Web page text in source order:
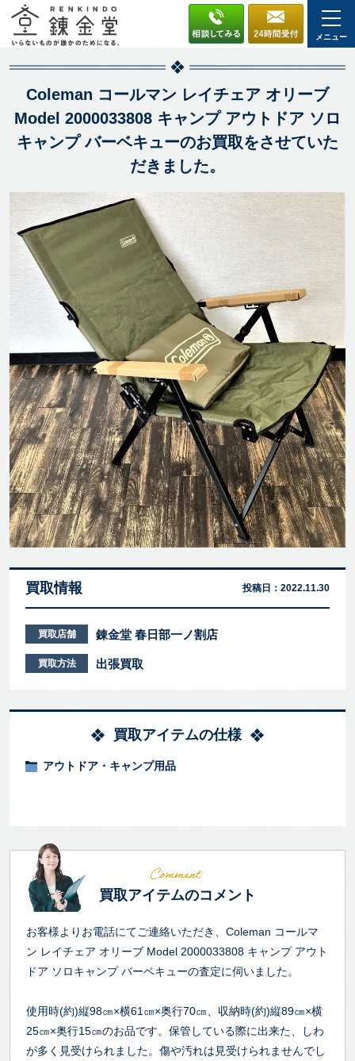
メニュー
Coleman コールマン レイチェア オリーブ
Model 2000033808 キャンプ アウトドア ソロ
キャンプ バーベキューのお買取をさせていた
だきました。
買取情報 投稿日： 2022.11.30
買取店舗 錬金堂 春日部一ノ割店
買取方法 出張買取
買取アイテムの仕様
アウトドア・キャンプ用品
買取アイテムのコメント
お客様よりお電話にてご連絡いただき、Coleman コールマ
ン レイチェア オリーブ Model 2000033808 キャンプ アウト
ドア ソロキャンプ バーベキューの査定に伺いました。
使用時(約)縦98㎝×横61㎝×奥行70㎝、収納時(約)縦89㎝×横
25㎝×奥行15㎝のお品です。保管している際に出来た、しわ
が多く見受けられました。傷や汚れは見受けられませんでし